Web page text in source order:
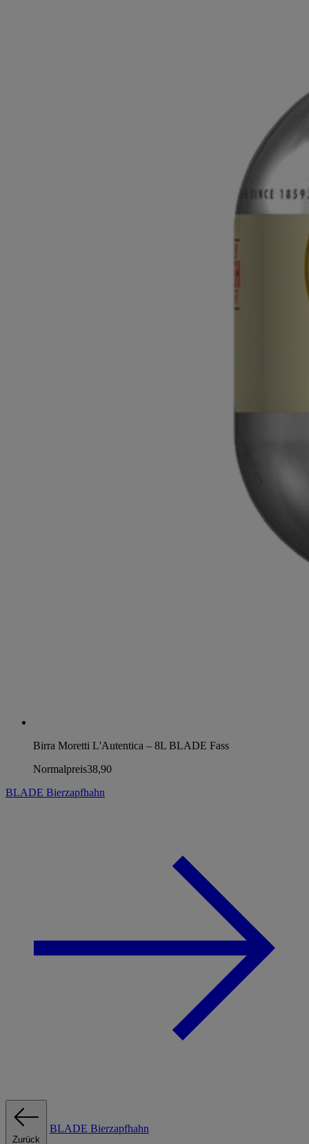
Birra Moretti L'Autentica – 8L BLADE Fass
Normalpreis38,90
BLADE Bierzapfhahn
Zurück
BLADE Bierzapfhahn